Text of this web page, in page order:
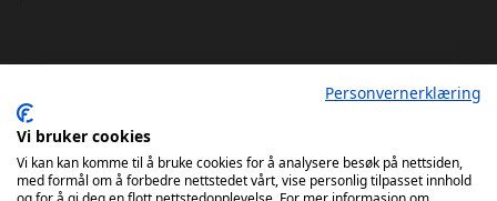
Ansvarlig redaktør: Tore Solberg
Personvernerklæring
Vi bruker cookies
Vi kan kan komme til å bruke cookies for å analysere besøk på nettsiden,
med formål om å forbedre nettstedet vårt, vise personlig tilpasset innhold